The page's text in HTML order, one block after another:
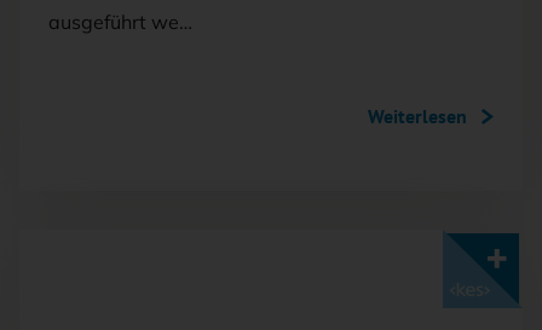
ausgeführt we…
Weiterlesen